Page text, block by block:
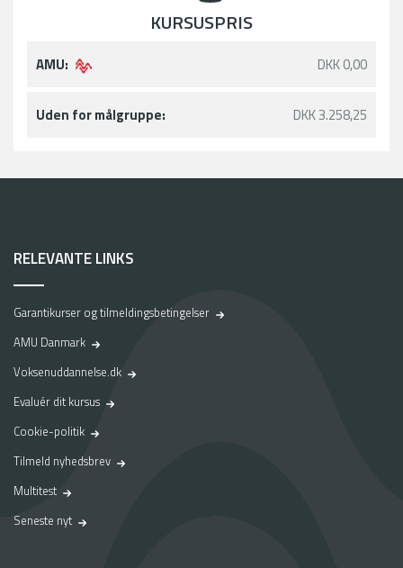
KURSUSPRIS
AMU: DKK 0,00
Uden for målgruppe: DKK 3.258,25
RELEVANTE LINKS
Garantikurser og tilmeldingsbetingelser
AMU Danmark
Voksenuddannelse.dk
Evaluér dit kursus
Cookie-politik
Tilmeld nyhedsbrev
Multitest
Seneste nyt